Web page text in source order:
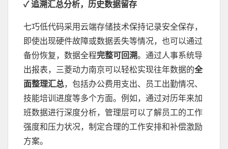
✓ 追溯汇总分析，历史数据留存
七巧低代码采用云端存储技术保持记录安全保存，
即使出现硬件故障或数据丢失等情况，也可以通过
备份恢复，数据全程完整可回溯。通过人事系统导
出报表，三菱动力南京可以轻松实现往年数据的全
面整理汇总，包括办公费用支出、员工出勤情况、
技能培训进度等多个方面。例如，通过对历年来加
班数据进行深度分析，管理层可以了解员工的工作
强度和压力状况，制定合理的工作安排和补偿激励
方案。